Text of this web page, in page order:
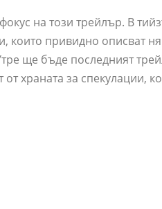
на този трейлър. В
привидно описват
ще бъде последният
от храната за спекулации,